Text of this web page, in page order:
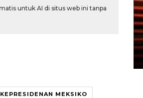
untuk AI di situs web ini tanpa
KEPRESIDENAN MEKSIKO